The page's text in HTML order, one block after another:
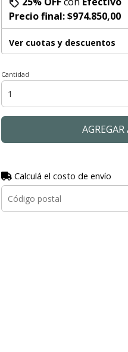
Precio final:$974.850,00
Ver cuotas y descuentos
Cantidad
Calculá el costo de envío